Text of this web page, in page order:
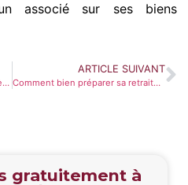
associé sur ses biens
Quelles sont les rues les plus chères des grandes métropoles françaises ?
ARTICLE SUIVANT
Comment bien préparer sa retraite avec les SCPI ?
gratuitement à